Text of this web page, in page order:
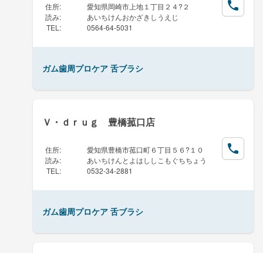
住所:
愛知県岡崎市上地１丁目２４?２
読み:
あいちけんおかざきしうえじ
TEL : 0564-64-5031
ガム歯周プロケア 舌ブラシ
Ｖ・ｄｒｕｇ 豊橋菰口店
住所:
愛知県豊橋市菰口町６丁目５６?１０
読み:
あいちけんとよはししこもぐちちょう
TEL : 0532-34-2881
ガム歯周プロケア 舌ブラシ